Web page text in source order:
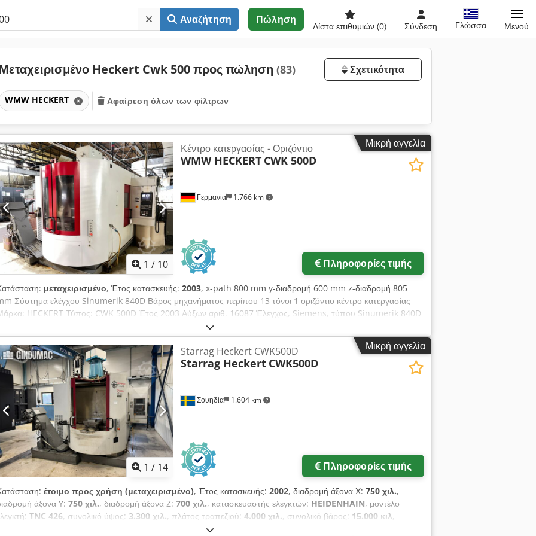
Αναζήτηση Πώληση
Λίστα επιθυμιών (0) Σύνδεση Γλώσσα Μενού
Μεταχειρισμένο Heckert Cwk 500 προς πώληση (83) Σχετικότητα
WMW HECKERT Αφαίρεση όλων των φίλτρων
Μικρή αγγελία
1 / 10
Γερμανία 1.766 km
Κέντρο κατεργασίας - Οριζόντιο
WMW HECKERT CWK 500D
Πληροφορίες τιμής
μεταχειρισμένο, Έτος κατασκευής: 2003, x-path 800 mm y-διαδρομή 600 mm z-διαδρομή 805
Σύστημα ελέγχου Sinumerik 840D Βάρος μηχανήματος περίπου 13 τόνοι 1 οριζόντιο κέντρο κατεργασίας
HECKERT Τύπος: CWK 500D Έτος 2003 Αύξων αριθ. 16087 Έλεγχος, Siemens, τύπου Sinumerik 840D
Διαδρομές κίνησης X/Y/Z 800 x 600 x 805 mm Αλλαγή παλετών 2 φορές Μέγεθος παλέτας 500 x 500 mm
τραπέζι NC 360 x 0,001° Αλλαγή εργαλείων 60 φορές, Στήριγμα εργαλείων HSK 63 Ταχύτητα max.
στροφές ανά λεπτό IKZ 50 bar Chodpjuddgfefx Al Aja Ώρες λειτουργίας 32.450 Ώρες ατράκτου 6.080
Φίλτρο ιμάντα, μεταφορέας ροκανιδιών, ψύξη ατράκτου, Προετοιμασία αισθητήρα υπερύθρων
Μικρή αγγελία
1 / 14
Σουηδία 1.604 km
Starrag Heckert CWK500D
Starrag Heckert CWK500D
Πληροφορίες τιμής
έτοιμο προς χρήση (μεταχειρισμένο), Έτος κατασκευής: 2002, διαδρομή άξονα Χ: 750 χιλ.,
άξονα Y: 750 χιλ., διαδρομή άξονα Z: 700 χιλ., κατασκευαστής ελεγκτών: HEIDENHAIN, μοντέλο
TNC 426, συνολικό ύψος: 3.300 χιλ., πλάτος τραπεζιού: 4.000 χιλ., συνολικό βάρος: 15.000 κιλ,
4, Αυτό το τετραξονικό οριζόντιο κέντρο κατεργασίας